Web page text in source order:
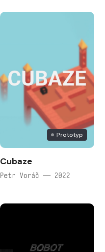
Prototyp
Cubaze
Petr Voráč — 2022